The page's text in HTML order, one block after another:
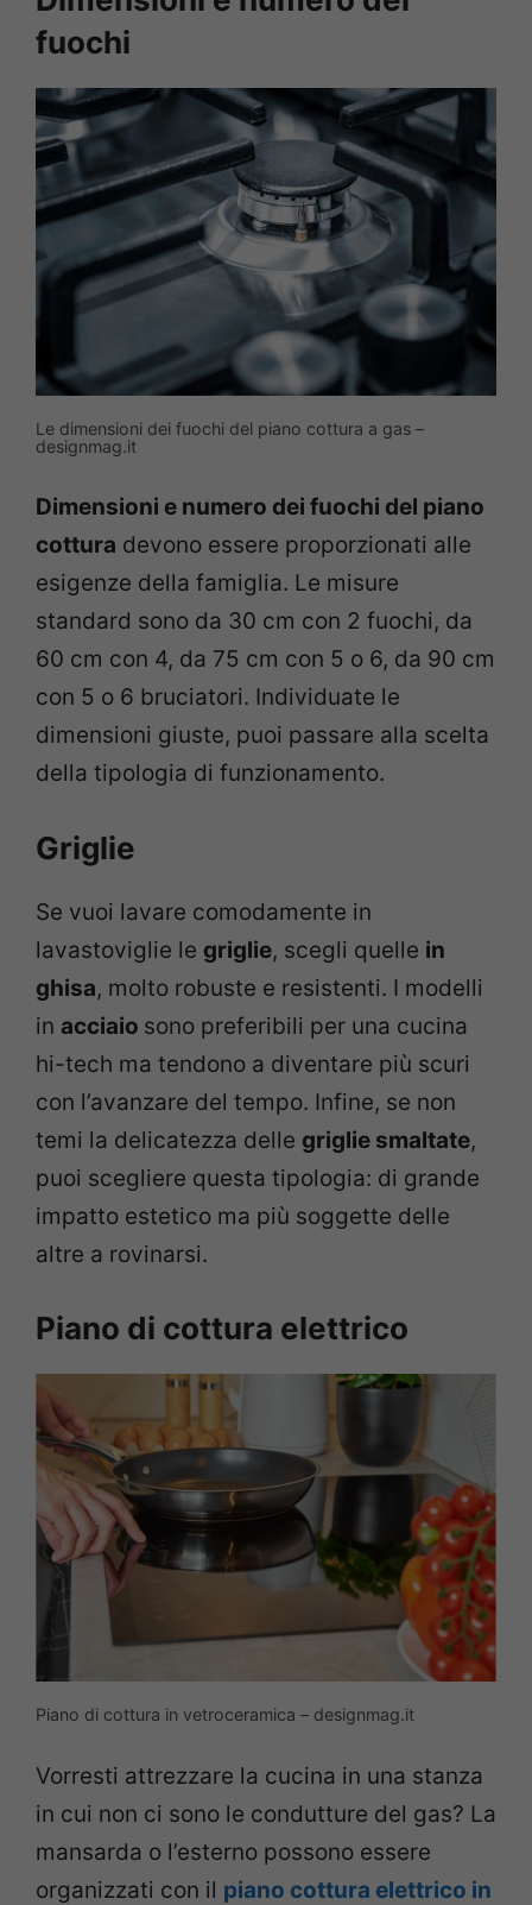
fuochi
Le dimensioni dei fuochi del piano cottura a gas –
designmag.it
Dimensioni e numero dei fuochi del piano
cottura devono essere proporzionati alle
esigenze della famiglia. Le misure
standard sono da 30 cm con 2 fuochi, da
60 cm con 4, da 75 cm con 5 o 6, da 90 cm
con 5 o 6 bruciatori. Individuate le
dimensioni giuste, puoi passare alla scelta
della tipologia di funzionamento.
Griglie
Se vuoi lavare comodamente in
lavastoviglie le griglie, scegli quelle in
ghisa, molto robuste e resistenti. I modelli
in acciaio sono preferibili per una cucina
hi-tech ma tendono a diventare più scuri
con l’avanzare del tempo. Infine, se non
temi la delicatezza delle griglie smaltate,
puoi scegliere questa tipologia: di grande
impatto estetico ma più soggette delle
altre a rovinarsi.
Piano di cottura elettrico
Piano di cottura in vetroceramica – designmag.it
Vorresti attrezzare la cucina in una stanza
in cui non ci sono le condutture del gas? La
mansarda o l’esterno possono essere
organizzati con il piano cottura elettrico in